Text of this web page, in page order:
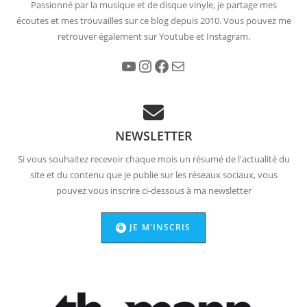
Passionné par la musique et de disque vinyle, je partage mes
écoutes et mes trouvailles sur ce blog depuis 2010. Vous pouvez me
retrouver également sur Youtube et Instagram.
YouTube Instagram Facebook
NEWSLETTER
Si vous souhaitez recevoir chaque mois un résumé de l'actualité du
site et du contenu que je publie sur les réseaux sociaux, vous
pouvez vous inscrire ci-dessous à ma newsletter
JE M'INSCRIS